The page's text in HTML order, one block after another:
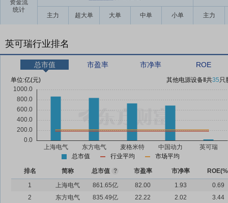
资金流
统计
主力 超大单 大单 中单 小单 主力
英可瑞行业排名
总市值 市盈率 市净率 ROE
单位:亿(元) 其他电源设备Ⅱ 共35只
总市值 行业平均 市场平均
排名 简称 总市值 ? 市盈率 市净率
1
上海电气 861.65亿 82.00 1.93
0.69
2
东方电气 835.49亿 22.22 2.02
3.44